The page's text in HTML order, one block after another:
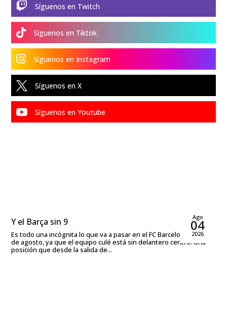
 Síguenos en Twitch
 Síguenos en Tiktok
 Síguenos en Instagram
 Síguenos en X
 Síguenos en Youtube
Sergio Mansergas Ago
04
2026
Y el Barça sin 9
Es todo una incógnita lo que va a pasar en el FC Barcelona a día 4
de agosto, ya que el equipo culé está sin delantero centro. Una
posición que desde la salida de...